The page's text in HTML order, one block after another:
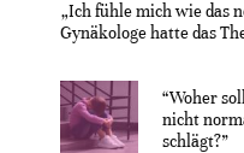
„Ich fühle mich wie das
Gynäkologe hatte das
“Woher
nicht
schlägt?”